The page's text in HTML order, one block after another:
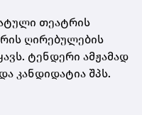
თეატრის
ღირებულების
ტენდერი ამჟამად
კანდიდატია შპს.